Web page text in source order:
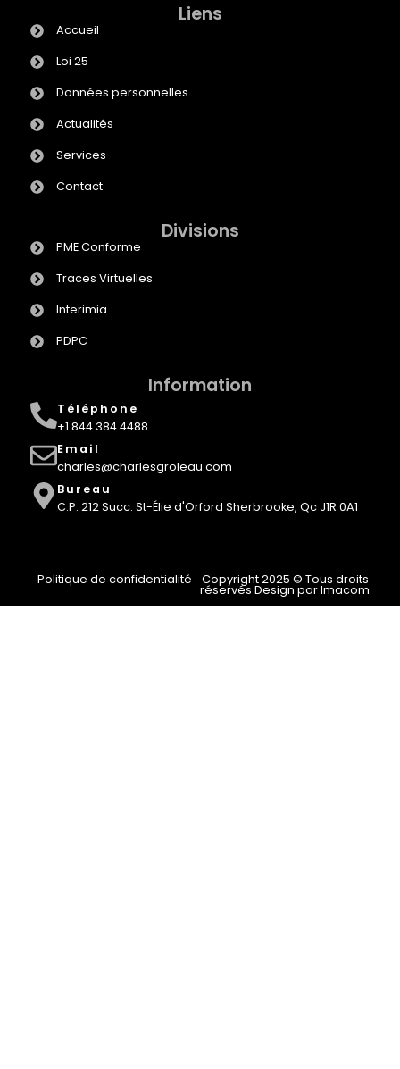
Liens
Accueil
Loi 25
Données personnelles
Actualités
Services
Contact
Divisions
PME Conforme
Traces Virtuelles
Interimia
PDPC
Information
Téléphone
+1 844 384 4488
Email
charles@charlesgroleau.com
Bureau
C.P. 212 Succ. St-Élie d'Orford Sherbrooke, Qc J1R 0A1
Politique de confidentialité Copyright 2025 © Tous droits
réservés Design par Imacom